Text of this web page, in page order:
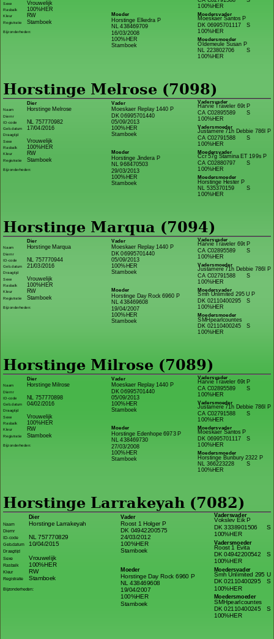
Sexe
Rasbalk
Kleur
Registratie
Bijzonderheden:
Vrouwelijk
RW
100%HER
Stamboek
Moedersvader
Moedersmoeder
Oldemeule Susan P
NL 223802706
Moeder
Horstinge Elkedra P
NL 438469709
16/03/2008
100%HER
Stamboek
100%HER
Moeskaer Santos P
100%HER
100%HER
DK 06995701117 S
S
Horstinge Melrose (7098)
Naam
Diernr
ID-code
Geb.datum
Draagtijd
Sexe
Rasbalk
Kleur
Registratie
Bijzonderheden:
Horstinge Melrose
17/04/2016
Vrouwelijk
RW
100%HER
Stamboek
Dier Vader
05/09/2013
Stamboek
Vadersvader
Vadersmoeder
Moedersvader
Moedersmoeder
Horstinge Hester P
NL 535370159
DK 06995701440
Moeskaer Replay 1440 P
Moeder
Horstinge Jindera P
NL 968470503
29/03/2013
100%HER
Stamboek
NL 757770982
100%HER
100%HER
100%HER
Harvie Traveler 69t P
Justamere 71h Debbie 786l P
Ccr 57g Stamina ET 199s P
100%HER
100%HER
CA C02880797
CA C02895589
CA C02791588
S
S
S
S
Horstinge Marqua (7094)
Naam
Diernr
ID-code
Geb.datum
Draagtijd
Sexe
Rasbalk
Kleur
Registratie
Bijzonderheden:
Horstinge Marqua
21/03/2016
Vrouwelijk
RW
100%HER
Stamboek
Dier Vader
05/09/2013
Stamboek
Vadersvader
Vadersmoeder
Moedersvader
Moedersmoeder
SMHpearlcountes
DK 02110400245
DK 06995701440
Moeskaer Replay 1440 P
Moeder
Horstinge Day Rock 6960 P
NL 438469608
19/04/2007
100%HER
Stamboek
NL 757770944
100%HER
100%HER
100%HER
Harvie Traveler 69t P
Justamere 71h Debbie 786l P
Smh Unlimited 295 U P
100%HER
100%HER
DK 02110400295
CA C02895589
CA C02791588
S
S
S
S
Horstinge Milrose (7089)
Naam
Diernr
ID-code
Geb.datum
Draagtijd
Sexe
Rasbalk
Kleur
Registratie
Bijzonderheden:
Horstinge Milrose
04/02/2016
Vrouwelijk
RW
100%HER
Stamboek
Dier Vader
05/09/2013
Stamboek
Vadersvader
Vadersmoeder
Moedersvader
Moedersmoeder
Horstinge Bunbury 2322 P
NL 366223228
DK 06995701440
Moeskaer Replay 1440 P
Moeder
Horstinge Edenhope 6973 P
NL 438469730
27/03/2008
100%HER
Stamboek
NL 757770898
100%HER
100%HER
100%HER
Harvie Traveler 69t P
Justamere 71h Debbie 786l P
Moeskaer Santos P
100%HER
100%HER
DK 06995701117
CA C02895589
CA C02791588
S
S
S
S
Horstinge Larrakeyah (7082)
Naam
Diernr
ID-code
Geb.datum
Draagtijd
Sexe
Rasbalk
Kleur
Registratie
Bijzonderheden:
Horstinge Larrakeyah
10/04/2015
Vrouwelijk
RW
100%HER
Stamboek
Dier Vader
24/03/2012
Stamboek
Vadersvader
Vadersmoeder
Moedersvader
Moedersmoeder
SMHpearlcountes
DK 02110400245
DK 04942200575
Roost 1 Holger P
Moeder
Horstinge Day Rock 6960 P
NL 438469608
19/04/2007
100%HER
Stamboek
NL 757770829
100%HER
100%HER
100%HER
Vokslev Eik P
Roost 1 Evita
Smh Unlimited 295 U
100%HER
100%HER
DK 02110400295
DK 3338901506
DK 04942200542
S
S
S
S